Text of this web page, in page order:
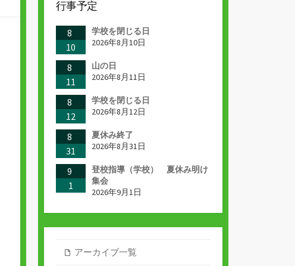
行事予定
8
10
学校を閉じる日
2026年8月10日
8
11
山の日
2026年8月11日
8
12
学校を閉じる日
2026年8月12日
8
31
夏休み終了
2026年8月31日
9
1
登校指導（学校） 夏休み明け
集会
2026年9月1日
アーカイブ一覧